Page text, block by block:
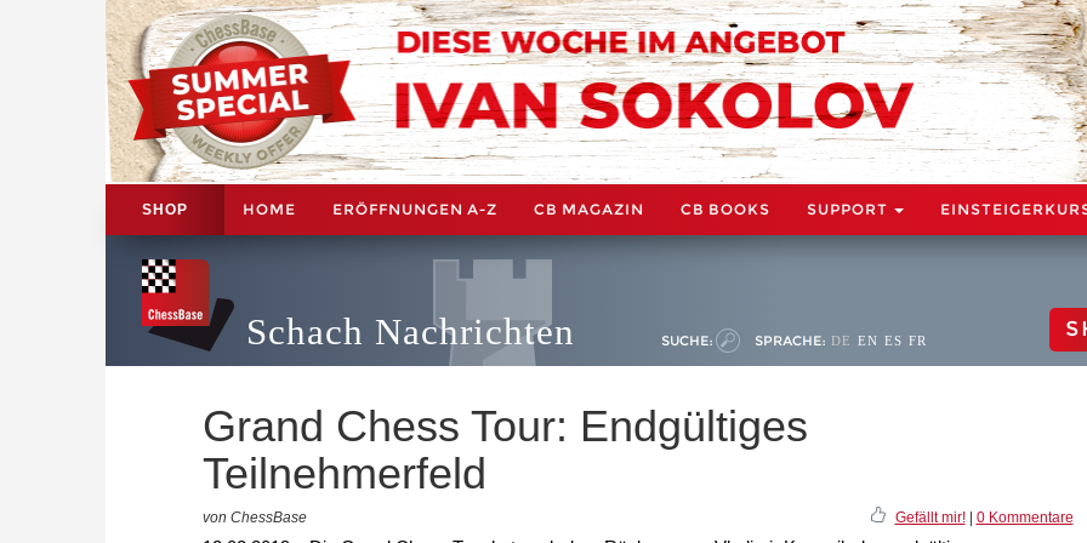
SHOP HOME ERÖFFNUNGEN A-Z CB MAGAZIN CB BOOKS SUPPORT
Schach Nachrichten SUCHE: SPRACHE: DE EN ES FR
Grand Chess Tour: Endgültiges
Teilnehmerfeld
von ChessBase Gefällt mir!| 0 Kommentare